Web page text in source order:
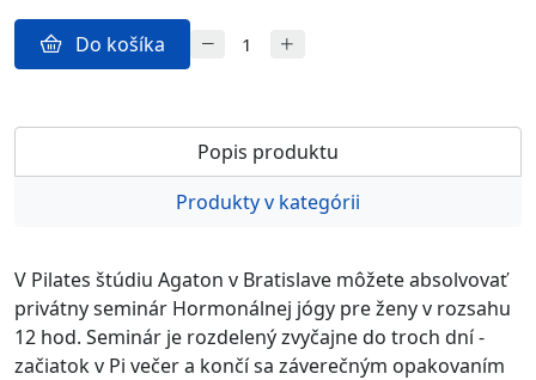
Do košíka
Popis produktu
Produkty v kategórii
V Pilates štúdiu Agaton v Bratislave môžete absolvovať
privátny seminár Hormonálnej jógy pre ženy v rozsahu
12 hod. Seminár je rozdelený zvyčajne do troch dní -
začiatok v Pi večer a končí sa záverečným opakovaním